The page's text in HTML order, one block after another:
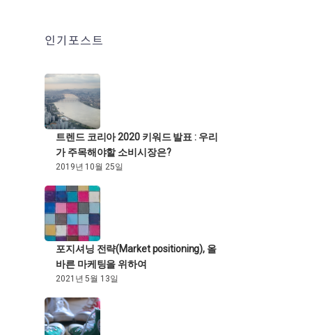
인기포스트
트렌드 코리아 2020 키워드 발표 : 우리
가 주목해야할 소비시장은?
2019년 10월 25일
포지셔닝 전략(Market positioning), 올
바른 마케팅을 위하여
2021년 5월 13일